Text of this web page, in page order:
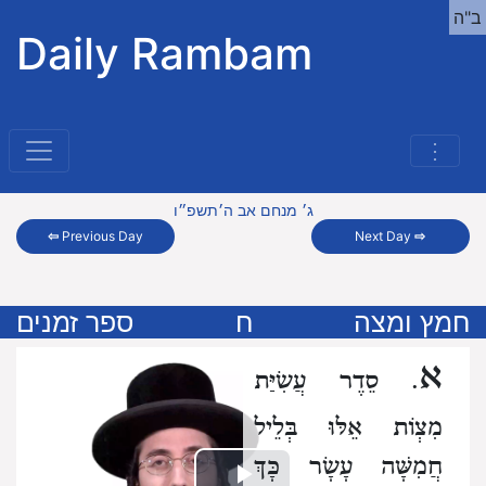
Daily Rambam
⋮
ב"ה
⇦ Previous Day
ג׳ מנחם אב ה׳תשפ״ו
Next Day⇨
חמץ ומצה ח ספר זמנים
א. סֵדֶר עֲשִׂיַּת
מִצְוֹת אֵלּוּ
בְּלֵיל
חֲמִשָּׁה עָשָׂר כָּךְ